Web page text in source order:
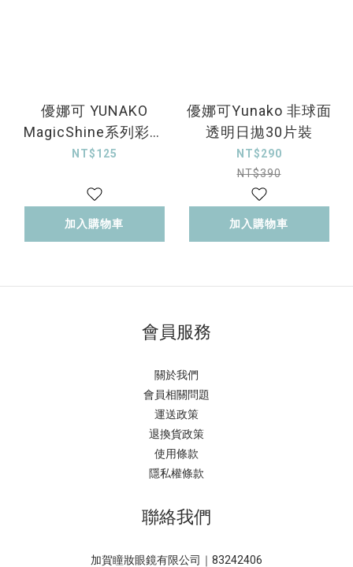
優娜可 YUNAKO
MagicShine系列彩色
月拋 曦光粉1片裝
NT$125
加入購物車
優娜可Yunako 非球面
透明日拋30片裝
NT$290
NT$390
加入購物車
會員服務
關於我們
會員相關問題
運送政策
退換貨政策
使用條款
隱私權條款
聯絡我們
加賀瞳妝眼鏡有限公司｜83242406